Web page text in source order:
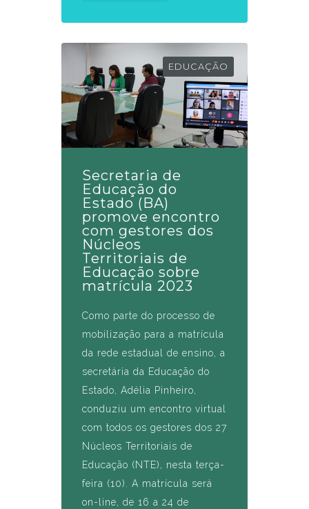
EDUCAÇÃO
Secretaria de
Educação do
Estado (BA)
promove encontro
com gestores dos
Núcleos
Territoriais de
Educação sobre
matrícula 2023
Como parte do processo de
mobilização para a matrícula
da rede estadual de ensino, a
secretária da Educação do
Estado, Adélia Pinheiro,
conduziu um encontro virtual
com todos os gestores dos 27
Núcleos Territoriais de
Educação (NTE), nesta terça-
feira (10). A matrícula será
on-line, de 16 a 24 de